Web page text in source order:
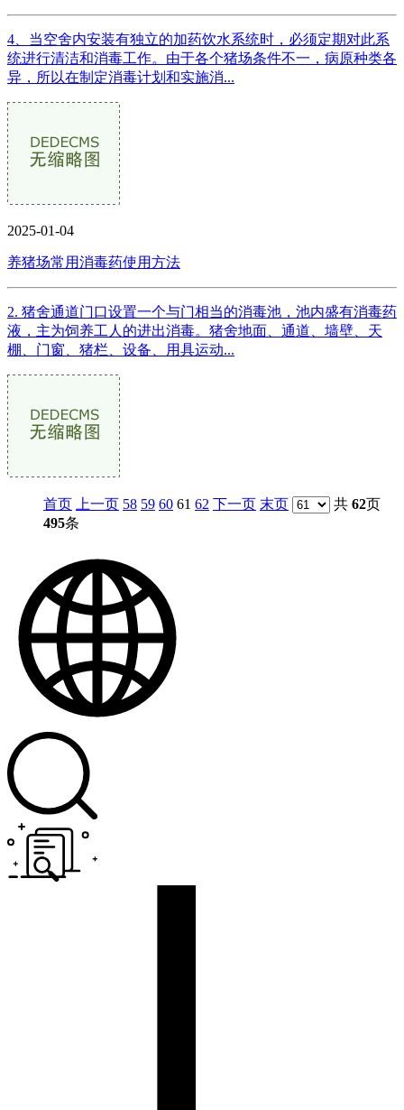
4、当空舍内安装有独立的加药饮水系统时，必须定期对此系
统进行清洁和消毒工作。由于各个猪场条件不一，病原种类各
异，所以在制定消毒计划和实施消...
2025-01-04
养猪场常用消毒药使用方法
2. 猪舍通道门口设置一个与门相当的消毒池，池内盛有消毒药
液，主为饲养工人的进出消毒。猪舍地面、通道、墙壁、天
棚、门窗、猪栏、设备、用具运动...
首页 上一页 58 59 60 61 62 下一页 末页 共 62页
495条